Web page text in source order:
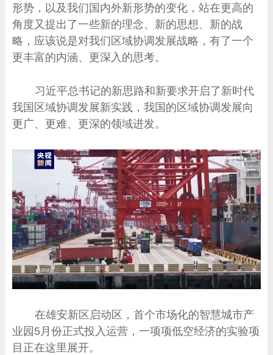
形势，以及我们国内外新形势的变化，站在更高的
角度又提出了一些新的理念、新的思想、新的战
略，应该说是对我们区域协调发展战略，有了一个
更丰富的内涵、更深入的思考。
习近平总书记的新思路和新要求开启了新时代
我国区域协调发展新实践，我国的区域协调发展向
更广、更难、更深的领域进发。
在雄安新区启动区，首个市场化的智慧城市产
业园5月份正式投入运营，一项项低空经济的实验项
目正在这里展开。